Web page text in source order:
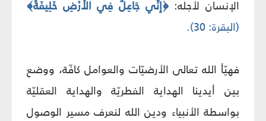
الإنسان لأجله:﴿إِنِّي جَاعِلٌ فِي الأَرْضِ خَلِيفَةً﴾
(البقرة: 30).
فهيّأ الله تعالى الأرضيّات والعوامل كافّة، ووضع
بين أيدينا الهداية الفطريّة والهداية العقليّة
بواسطة الأنبياء ودين الله لنعرف مسير الوصول